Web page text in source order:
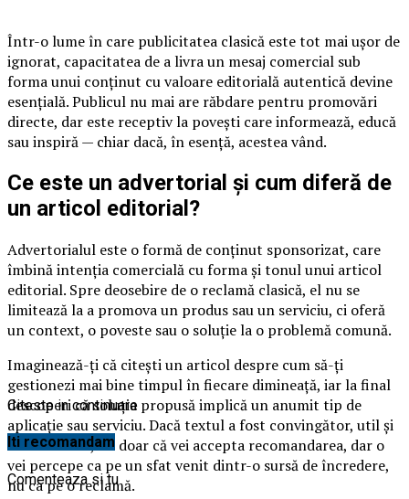
Într-o lume în care publicitatea clasică este tot mai ușor de
ignorat, capacitatea de a livra un mesaj comercial sub
forma unui conținut cu valoare editorială autentică devine
esențială. Publicul nu mai are răbdare pentru promovări
directe, dar este receptiv la povești care informează, educă
sau inspiră — chiar dacă, în esență, acestea vând.
Ce este un advertorial și cum diferă de
un articol editorial?
Advertorialul este o formă de conținut sponsorizat, care
îmbină intenția comercială cu forma și tonul unui articol
editorial. Spre deosebire de o reclamă clasică, el nu se
limitează la a promova un produs sau un serviciu, ci oferă
un context, o poveste sau o soluție la o problemă comună.
Imaginează-ți că citești un articol despre cum să-ți
gestionezi mai bine timpul în fiecare dimineață, iar la final
descoperi că soluția propusă implică un anumit tip de
aplicație sau serviciu. Dacă textul a fost convingător, util și
natural scris, nu doar că vei accepta recomandarea, dar o
vei percepe ca pe un sfat venit dintr-o sursă de încredere,
nu ca pe o reclamă.
Citeste in continuare
Iti recomandam
Comenteaza si tu